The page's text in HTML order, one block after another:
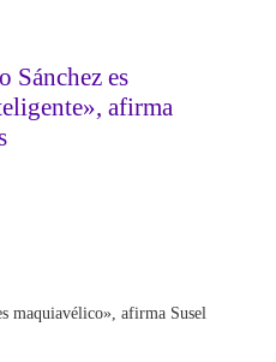
Sánchez es
afirma
maquiavélico», afirma Susel